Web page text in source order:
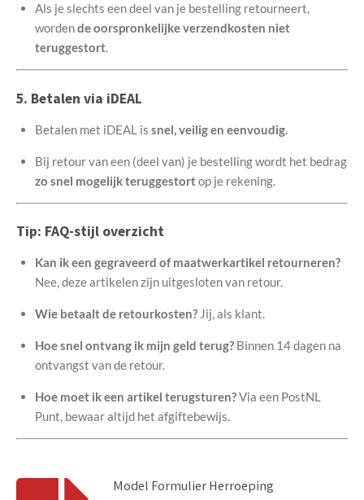
Als je slechts een deel van je bestelling retourneert,
wordende oorspronkelijke verzendkosten niet
teruggestort.
5. Betalen via iDEAL
Betalen met iDEAL is snel, veilig en eenvoudig.
Bij retour van een (deel van) je bestelling wordt het bedrag
zo snel mogelijk teruggestortop je rekening.
Tip: FAQ-stijl overzicht
Kan ik een gegraveerd of maatwerkartikel retourneren?
Nee, deze artikelen zijn uitgesloten van retour.
Wie betaalt de retourkosten?Jij, als klant.
Hoe snel ontvang ik mijn geld terug?Binnen 14 dagen na
ontvangst van de retour.
Hoe moet ik een artikel terugsturen?Via een PostNL
Punt, bewaar altijd het afgiftebewijs.
Model Formulier Herroeping